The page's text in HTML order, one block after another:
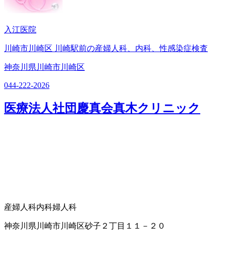
入江医院
川崎市川崎区 川崎駅前の産婦人科、内科、性感染症検査
神奈川県川崎市川崎区
044-222-2026
医療法人社団慶真会真木クリニック
産婦人科内科婦人科
神奈川県川崎市川崎区砂子２丁目１１－２０